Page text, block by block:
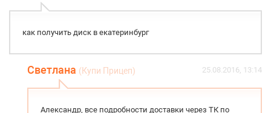
как получить диск в екатеринбург
Светлана (Купи Прицеп) 25.08.2016, 13:14
Александр, все подробности доставки через ТК по